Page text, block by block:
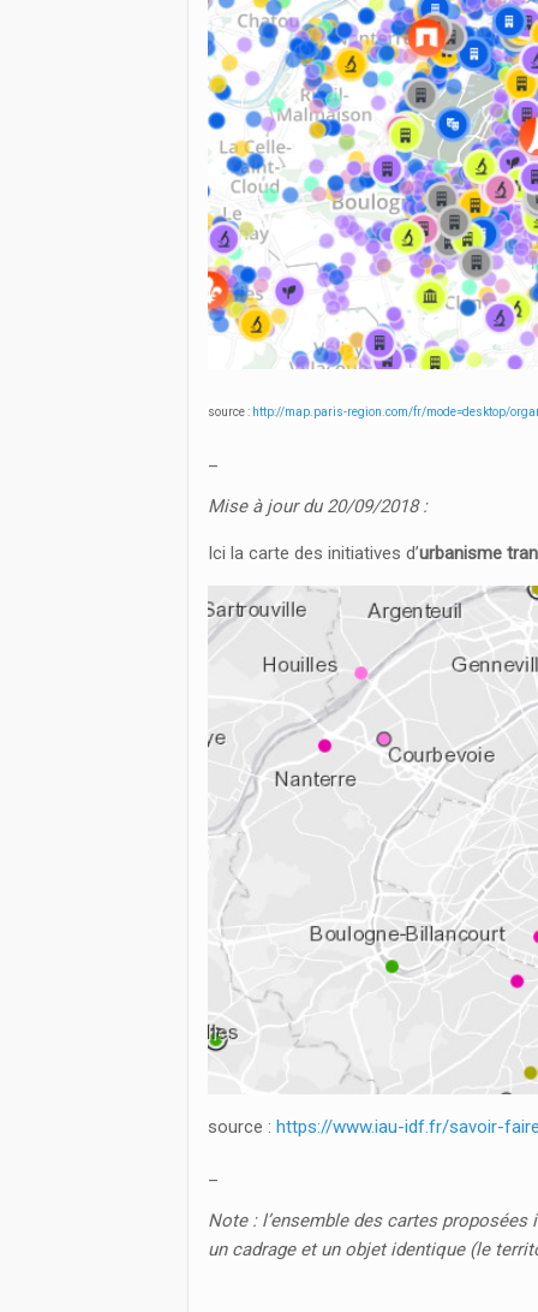
source : http://map.paris-region.com/fr/mode=desktop/
Mise à jour du 20/09/2018 :
Ici la carte des initiatives d’urbanisme
source :https://www.iau-idf.fr/savoir-
Note : l’ensemble des cartes
un cadrage et un objet identique (le